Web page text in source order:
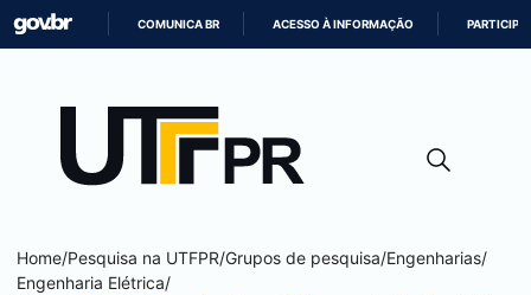
CONTEÚDO
COMUNICA BR ACESSO À INFORMAÇÃO PARTICIPE
Home/Pesquisa na UTFPR/Grupos de pesquisa/Engenharias/
Engenharia Elétrica/